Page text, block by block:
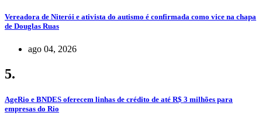
Vereadora de Niterói e ativista do autismo é confirmada como vice na chapa
de Douglas Ruas
ago 04, 2026
5.
AgeRio e BNDES oferecem linhas de crédito de até R$ 3 milhões para
empresas do Rio